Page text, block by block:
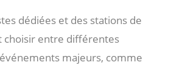
dédiées et des stations de
choisir entre différentes
majeurs, comme